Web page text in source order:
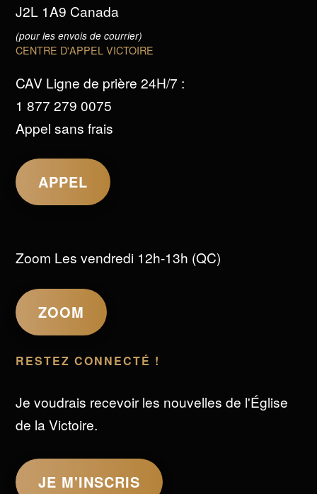
J2L 1A9 Canada
(pour les envois de courrier)
CENTRE D'APPEL VICTOIRE
CAV Ligne de prière 24H/7 :
1 877 279 0075
Appel sans frais
APPEL
Zoom Les vendredi 12h-13h (QC)
ZOOM
RESTEZ CONNECTÉ !
Je voudrais recevoir les nouvelles de l'Église
de la Victoire.
JE M'INSCRIS